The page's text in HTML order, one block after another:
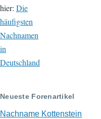
hier: Die
häufigsten
Nachnamen
in
Deutschland
Neueste Forenartikel
Nachname Kottenstein